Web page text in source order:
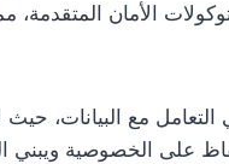
الأمان المتقدمة،
مع البيانات،
على الخصوصية ويبني